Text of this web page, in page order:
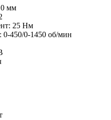
мм
25 Нм
0-450/0-1450 об/мин